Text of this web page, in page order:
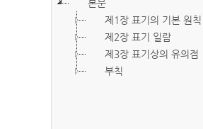
본문
제1장 표기의 기본 원칙
제2장 표기 일람
제3장 표기상의 유의점
부칙